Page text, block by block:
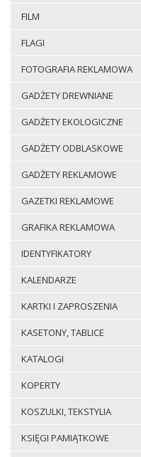
FILM
FLAGI
FOTOGRAFIA REKLAMOWA
GADŻETY DREWNIANE
GADŻETY EKOLOGICZNE
GADŻETY ODBLASKOWE
GADŻETY REKLAMOWE
GAZETKI REKLAMOWE
GRAFIKA REKLAMOWA
IDENTYFIKATORY
KALENDARZE
KARTKI I ZAPROSZENIA
KASETONY, TABLICE
KATALOGI
KOPERTY
KOSZULKI, TEKSTYLIA
KSIĘGI PAMIĄTKOWE